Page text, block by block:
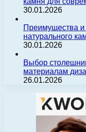
30.01.2026
Преимущества и
натурального
30.01.2026
Выбор
материалам
26.01.2026